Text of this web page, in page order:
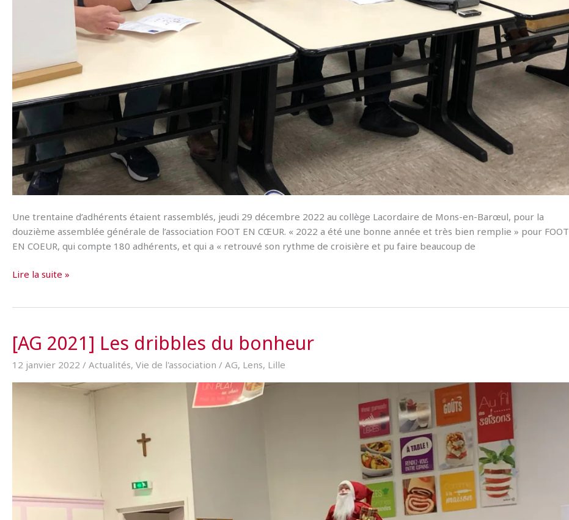
Une trentaine d’adhérents étaient rassemblés, jeudi 29 décembre 2022 au collège Lacordaire de Mons-en-Barœul, pour la
douzième assemblée générale de l’association FOOT EN CŒUR. « 2022 a été une bonne année et très bien remplie » pour FOOT
EN COEUR, qui compte 180 adhérents, et qui a « retrouvé son rythme de croisière et pu faire beaucoup de
[AG
s’essouffle
pas
Lire la suite »
[AG 2021] Les dribbles du bonheur
12 janvier 2022 / Actualités, Vie de l'association / AG, Lens, Lille